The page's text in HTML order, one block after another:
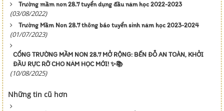
Trường mầm non 28.7 tuyển dụng đầu năm học 2022-2023
(03/08/2022)
Trường Mầm Non 28.7 thông báo tuyển sinh năm học 2023-2024
(01/07/2023)
CỔNG TRƯỜNG MẦM NON 28.7 MỞ RỘNG: BẾN ĐỖ AN TOÀN, KHỞI
ĐẦU RỰC RỠ CHO NĂM HỌC MỚI! ✨📚
(10/08/2025)
Những tin cũ hơn